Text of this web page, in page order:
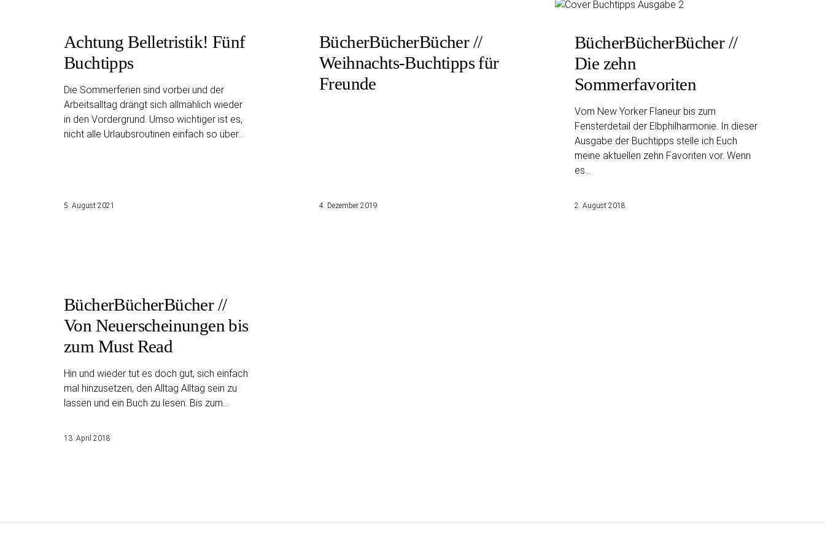
Achtung Belletristik! Fünf
Buchtipps
Die Sommerferien sind vorbei und der
Arbeitsalltag drängt sich allmählich wieder
in den Vordergrund. Umso wichtiger ist es,
nicht alle Urlaubsroutinen einfach so über…
5. August 2021
BücherBücherBücher //
Weihnachts-Buchtipps für
Freunde
4. Dezember 2019
BücherBücherBücher //
Die zehn
Sommerfavoriten
Vom New Yorker Flaneur bis zum
Fensterdetail der Elbphilharmonie. In dieser
Ausgabe der Buchtipps stelle ich Euch
meine aktuellen zehn Favoriten vor. Wenn
es…
2. August 2018
BücherBücherBücher //
Von Neuerscheinungen bis
zum Must Read
Hin und wieder tut es doch gut, sich einfach
mal hinzusetzen, den Alltag Alltag sein zu
lassen und ein Buch zu lesen. Bis zum…
13. April 2018